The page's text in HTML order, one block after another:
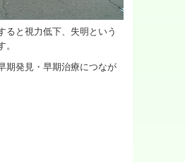
ると視力低下、失明という
。
期発見・早期治療につなが